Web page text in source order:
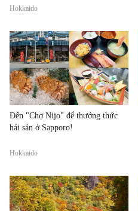
Hokkaido
Đến "Chợ Nijo" để thưởng thức
hải sản ở Sapporo!
Hokkaido